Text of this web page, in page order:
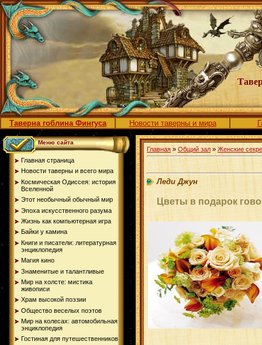
Таверна гоблина Фингуса Новости таверны и мира
Меню сайта
Главная страница
Новости таверны и всего мира
Космическая Одиссея: история
Вселенной
Этот необычный обычный мир
Эпоха искусственного разума
Жизнь как компьютерная игра
Байки у камина
Книги и писатели: литературная
энциклопедия
Магия кино
Знаменитые и талантливые
Мир на холсте: мистика
живописи
Храм высокой поэзии
Общество веселых поэтов
Мир на колесах: автомобильная
энциклопедия
Гостиная для путешественников
Главная » Общий зал » Женские
Леди Джун
Цветы в подарок